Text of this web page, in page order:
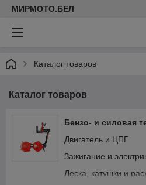
МИРМОТО.БЕЛ
Каталог товаров
Каталог товаров
Бензо- и силовая
Двигатель и ЦПГ
Зажигание и
Леска, катушки и